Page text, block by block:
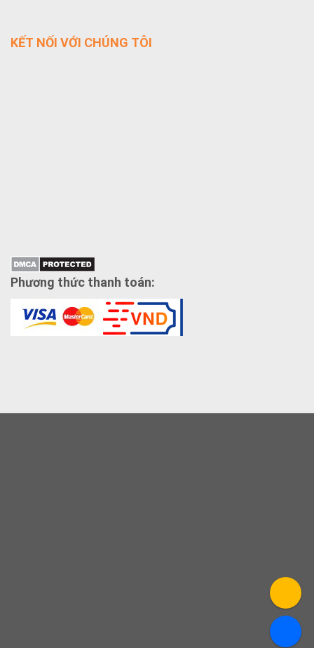
KẾT NỐI VỚI CHÚNG TÔI
Phương thức thanh toán: